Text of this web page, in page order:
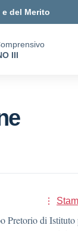
del Merito
III
Pretorio di